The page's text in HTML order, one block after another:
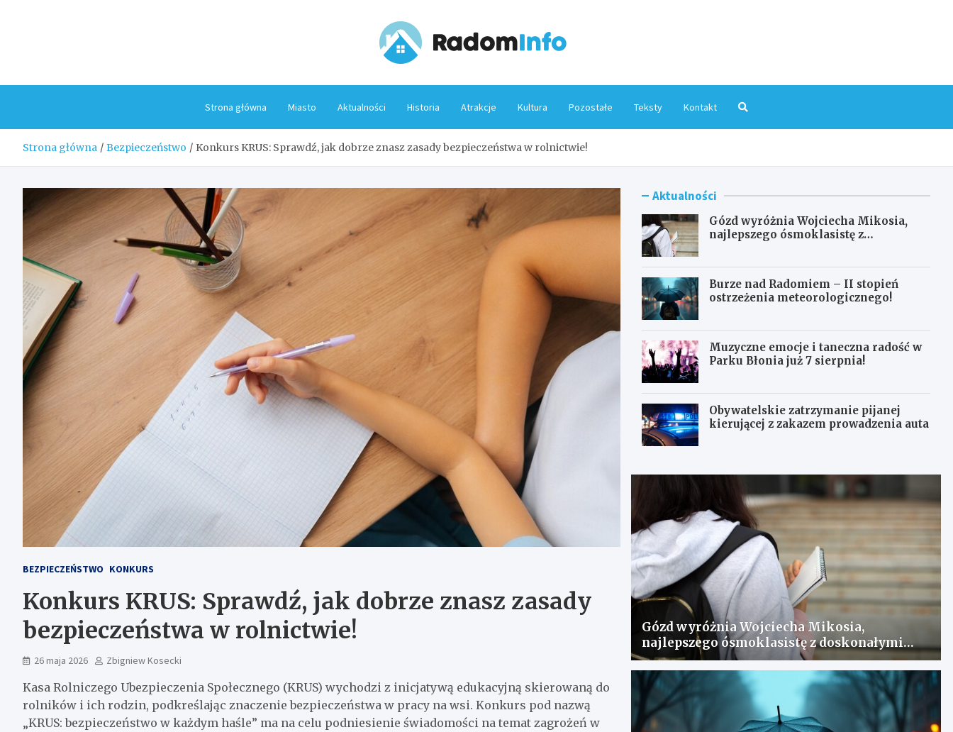
Strona główna Miasto Aktualności Historia Atrakcje Kultura Pozostałe Teksty Kontakt
Strona główna Bezpieczeństwo Konkurs KRUS: Sprawdź, jak dobrze znasz zasady bezpieczeństwa w rolnictwie!
BEZPIECZEŃSTWO KONKURS
Konkurs KRUS: Sprawdź, jak dobrze znasz zasady
bezpieczeństwa w rolnictwie!
26 maja 2026 Zbigniew Kosecki
Kasa Rolniczego Ubezpieczenia Społecznego (KRUS) wychodzi z inicjatywą edukacyjną skierowaną do
rolników i ich rodzin, podkreślając znaczenie bezpieczeństwa w pracy na wsi. Konkurs pod nazwą
„KRUS: bezpieczeństwo w każdym haśle” ma na celu podniesienie świadomości na temat zagrożeń w
Aktualności
Gózd wyróżnia Wojciecha Mikosia,
najlepszego ósmoklasistę z
Burze nad Radomiem – II stopień
ostrzeżenia meteorologicznego!
Muzyczne emocje i taneczna radość w
Parku Błonia już 7 sierpnia!
Obywatelskie zatrzymanie pijanej
kierującej z zakazem prowadzenia auta
Gózd wyróżnia Wojciecha Mikosia,
najlepszego ósmoklasistę z doskonałymi
wynikami!